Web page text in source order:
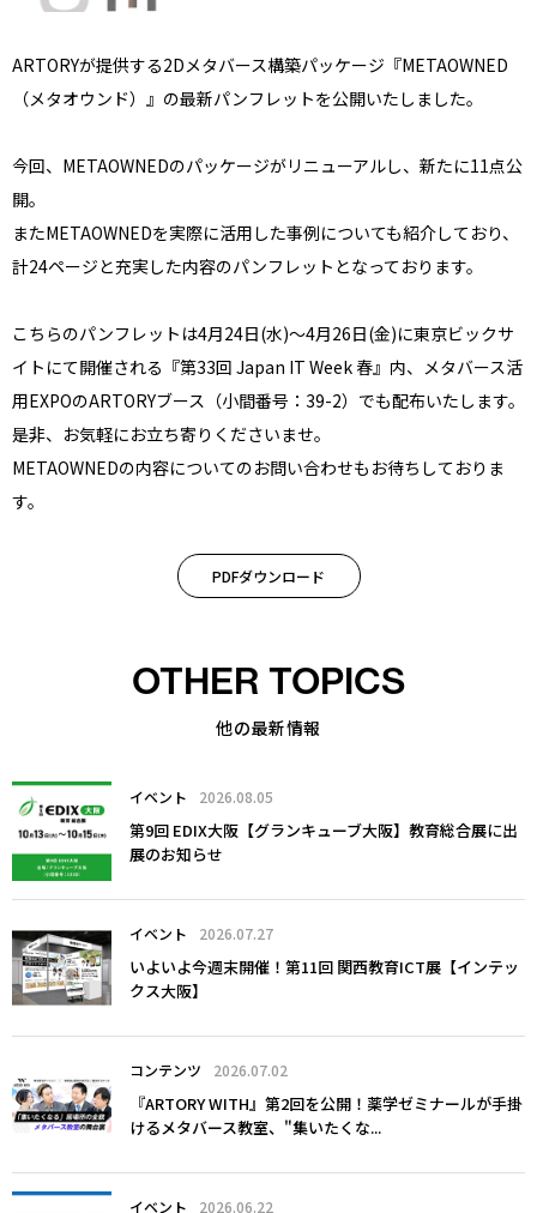
ARTORYが提供する2Dメタバース構築パッケージ『METAOWNED
（メタオウンド）』の最新パンフレットを公開いたしました。
今回、METAOWNEDのパッケージがリニューアルし、新たに11点公
開。
またMETAOWNEDを実際に活用した事例についても紹介しており、
計24ページと充実した内容のパンフレットとなっております。
こちらのパンフレットは4月24日(水)～4月26日(金)に東京ビックサ
イトにて開催される『第33回 Japan IT Week 春』内、メタバース活
用EXPOのARTORYブース（小間番号：39-2）でも配布いたします。
是非、お気軽にお立ち寄りくださいませ。
METAOWNEDの内容についてのお問い合わせもお待ちしておりま
す。
PDFダウンロード
OTHER TOPICS
他の最新情報
イベント 2026.08.05
第9回 EDIX大阪【グランキューブ大阪】教育総合展に出
展のお知らせ
イベント 2026.07.27
いよいよ今週末開催！第11回 関西教育ICT展【インテッ
クス大阪】
コンテンツ 2026.07.02
『ARTORY WITH』第2回を公開！薬学ゼミナールが手掛
けるメタバース教室、"集いたくな...
イベント 2026.06.22